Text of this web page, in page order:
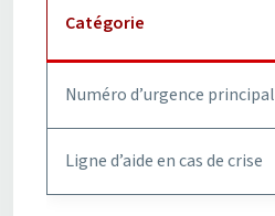
Catégorie
Numéro d’urgence principal
Ligne d’aide en cas de crise